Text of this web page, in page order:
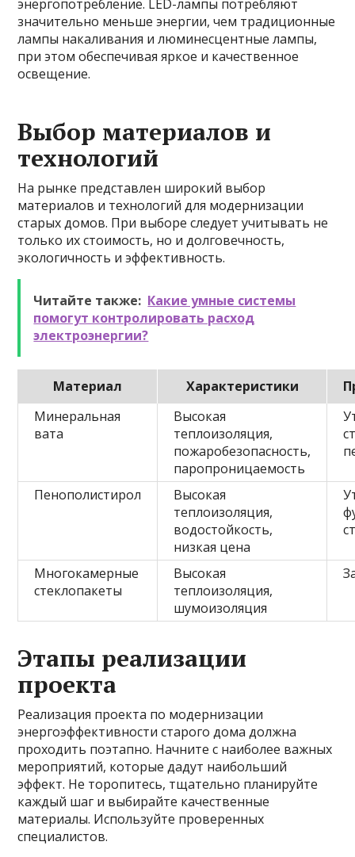
энергопотребление. LED-лампы потребляют
значительно меньше энергии, чем традиционные
лампы накаливания и люминесцентные лампы,
при этом обеспечивая яркое и качественное
освещение.
Выбор материалов и
технологий
На рынке представлен широкий выбор
материалов и технологий для модернизации
старых домов. При выборе следует учитывать не
только их стоимость, но и долговечность,
экологичность и эффективность.
Читайте также: Какие умные системы
помогут контролировать расход
электроэнергии?
Материал Характеристики
Минеральная
вата
Высокая
теплоизоляция,
пожаробезопасность,
паропроницаемость
Пенополистирол
Высокая
теплоизоляция,
водостойкость,
низкая цена
Многокамерные
стеклопакеты
Высокая
теплоизоляция,
шумоизоляция
Этапы реализации
проекта
Реализация проекта по модернизации
энергоэффективности старого дома должна
проходить поэтапно. Начните с наиболее важных
мероприятий, которые дадут наибольший
эффект. Не торопитесь, тщательно планируйте
каждый шаг и выбирайте качественные
материалы. Используйте проверенных
специалистов.